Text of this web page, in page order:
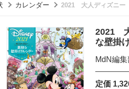
カレンダー 2021 大人ディズニー
2021
な壁掛
MdN編
定価